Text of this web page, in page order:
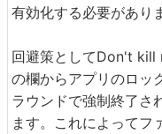
有効化する必要があり
回避策としてDon't kill
の欄からアプリのロッ
ラウンドで強制終了さ
ます。これによってフ